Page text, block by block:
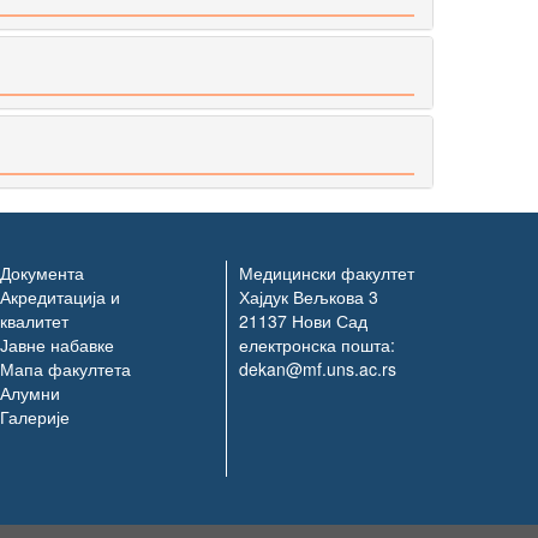
Документа
Акредитација и
квалитет
Јавне набавке
Мапа факултета
Алумни
Галерије
Медицински факултет
Хајдук Вељкова 3
21137 Нови Сад
електронска пошта:
dekan@mf.uns.ac.rs